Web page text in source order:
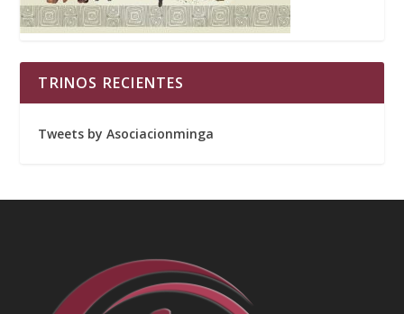
TRINOS RECIENTES
Tweets by Asociacionminga